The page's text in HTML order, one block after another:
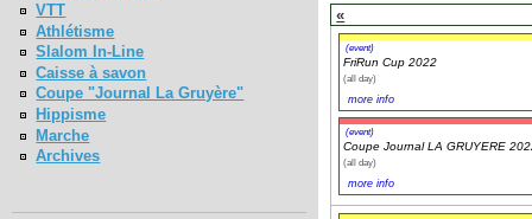
VTT
Athlétisme
Slalom In-Line
Caisse à savon
Coupe "Journal La Gruyère"
Hippisme
Marche
Archives
«
(event)
FriRun Cup 2022
(all day)
more info
(event)
Coupe Journal LA GRUYERE
(all day)
more info